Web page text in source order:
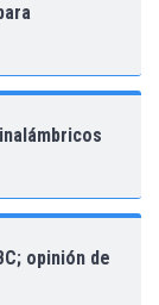
opinión de